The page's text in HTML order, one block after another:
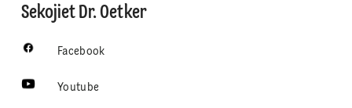
Sekojiet Dr. Oetker
Facebook
Youtube